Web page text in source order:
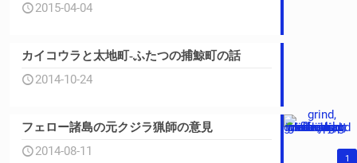
2015-04-04
カイコウラと太地町‐ふたつの捕鯨町の話
2014-10-24
1
フェロー諸島の元クジラ猟師の意見
2014-08-11